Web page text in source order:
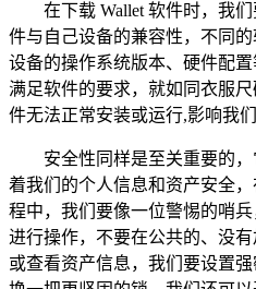
在下载 Wallet 软件时，我
件与自己设备的兼容性，不同
设备的操作系统版本、硬件配
满足软件的要求，就如同衣服
件无法正常安装或运行,影响我们
安全性同样是至关重要的
着我们的个人信息和资产安全
程中，我们要像一位警惕的哨
进行操作，不要在公共的、没
或查看资产信息，我们要设置